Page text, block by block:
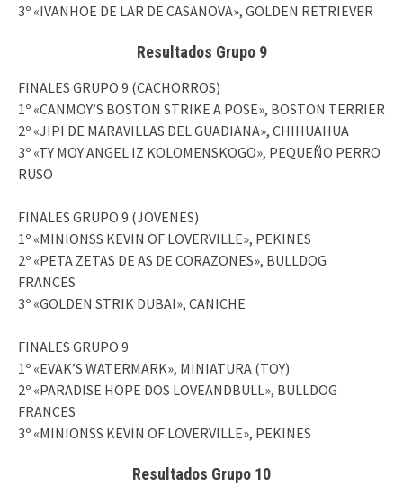
3º «IVANHOE DE LAR DE CASANOVA», GOLDEN RETRIEVER
Resultados Grupo 9
FINALES GRUPO 9 (CACHORROS)
1º «CANMOY’S BOSTON STRIKE A POSE», BOSTON TERRIER
2º «JIPI DE MARAVILLAS DEL GUADIANA», CHIHUAHUA
3º «TY MOY ANGEL IZ KOLOMENSKOGO», PEQUEÑO PERRO
RUSO
FINALES GRUPO 9 (JOVENES)
1º «MINIONSS KEVIN OF LOVERVILLE», PEKINES
2º «PETA ZETAS DE AS DE CORAZONES», BULLDOG
FRANCES
3º «GOLDEN STRIK DUBAI», CANICHE
FINALES GRUPO 9
1º «EVAK’S WATERMARK», MINIATURA (TOY)
2º «PARADISE HOPE DOS LOVEANDBULL», BULLDOG
FRANCES
3º «MINIONSS KEVIN OF LOVERVILLE», PEKINES
Resultados Grupo 10